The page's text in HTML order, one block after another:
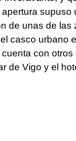
supuso
de unas de las
casco urbano
con otros
de Vigo y el